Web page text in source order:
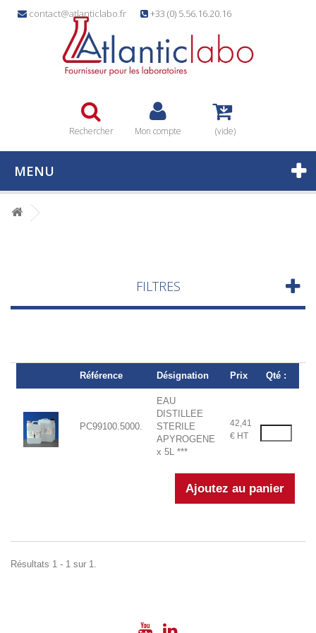
contact@atlanticlabo.fr +33 (0) 5.56.16.20.16
Rechercher Mon compte (vide)
MENU
FILTRES
Référence Désignation Prix Qté :
PC99100.5000.
EAU
DISTILLEE
STERILE
APYROGENE
x 5L ***
42,41
€ HT
Résultats 1 - 1 sur 1.